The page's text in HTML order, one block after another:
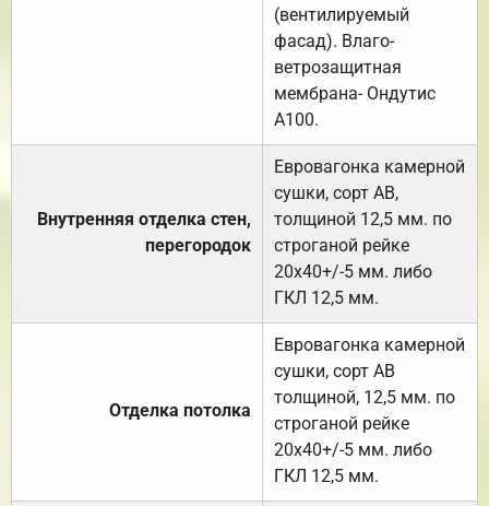
(вентилируемый
фасад). Влаго-
ветрозащитная
мембрана- Ондутис
А100.
Внутренняя отделка стен,
перегородок
Евровагонка камерной
сушки, сорт АВ,
толщиной 12,5 мм. по
строганой рейке
20х40+/-5 мм. либо
ГКЛ 12,5 мм.
Отделка потолка
Евровагонка камерной
сушки, сорт АВ
толщиной, 12,5 мм. по
строганой рейке
20х40+/-5 мм. либо
ГКЛ 12,5 мм.